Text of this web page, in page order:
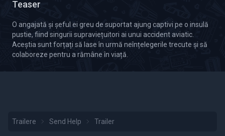
Teaser
O angajată și șeful ei greu de suportat ajung captivi pe o insulă
pustie, fiind singurii supraviețuitori ai unui accident aviatic.
Aceștia sunt forțați să lase în urmă neînțelegerile trecute și să
colaboreze pentru a rămâne în viață.
Trailere Send Help Trailer